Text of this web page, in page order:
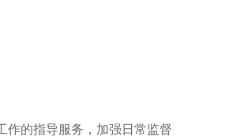
作的指导服务，加强日常监督